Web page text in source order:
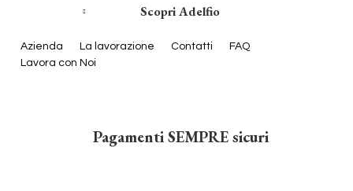
Scopri Adelfio
Azienda La lavorazione Contatti
FAQ
Lavora con Noi
Pagamenti SEMPRE sicuri